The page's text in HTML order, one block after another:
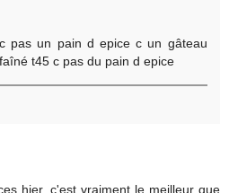
pas un pain d epice c un gâteau
t45 c pas du pain d epice
hier, c'est vraiment le meilleur que